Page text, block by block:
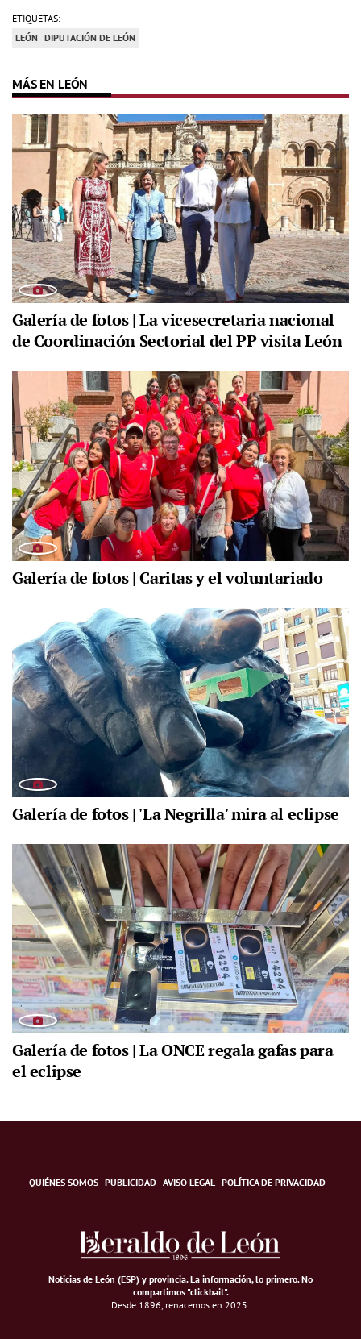
ETIQUETAS:
LEÓN DIPUTACIÓN DE LEÓN
MÁS EN LEÓN
Galería de fotos | La vicesecretaria nacional
de Coordinación Sectorial del PP visita León
Galería de fotos | Caritas y el voluntariado
Galería de fotos | 'La Negrilla' mira al eclipse
Galería de fotos | La ONCE regala gafas para
el eclipse
QUIÉNES SOMOS PUBLICIDAD AVISO LEGAL POLÍTICA DE PRIVACIDAD
Noticias de León (ESP) y provincia. La información, lo primero.No
compartimos "clickbait".
Desde 1896, renacemos en 2025.